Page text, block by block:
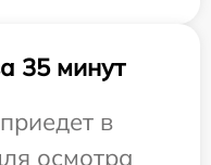
35 минут
в
осмотра